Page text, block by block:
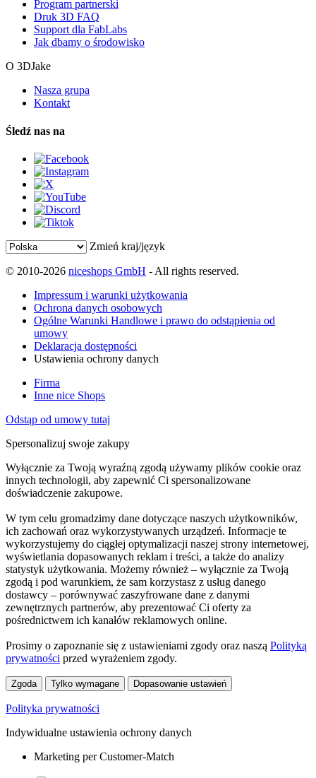
Program partnerski
Druk 3D FAQ
Support dla FabLabs
Jak dbamy o środowisko
O 3DJake
Nasza grupa
Kontakt
Śledź nas na
Zmień kraj/język
© 2010-2026 niceshops GmbH - All rights reserved.
Impressum i warunki użytkowania
Ochrona danych osobowych
Ogólne Warunki Handlowe i prawo do odstąpienia od
umowy
Deklaracja dostępności
Ustawienia ochrony danych
Firma
Inne nice Shops
Odstąp od umowy tutaj
Spersonalizuj swoje zakupy
Wyłącznie za Twoją wyraźną zgodą używamy plików cookie oraz
innych technologii, aby zapewnić Ci spersonalizowane
doświadczenie zakupowe.
W tym celu gromadzimy dane dotyczące naszych użytkowników,
ich zachowań oraz wykorzystywanych urządzeń. Informacje te
wykorzystujemy do ciągłej optymalizacji naszej strony internetowej,
wyświetlania dopasowanych reklam i treści, a także do analizy
statystyk użytkowania. Możemy również – wyłącznie za Twoją
zgodą i pod warunkiem, że sam korzystasz z usług danego
dostawcy – porównywać zaszyfrowane dane z danymi
zewnętrznych partnerów, aby prezentować Ci oferty za
pośrednictwem ich kanałów reklamowych online.
Prosimy o zapoznanie się z ustawieniami zgody oraz naszą Polityką
prywatności przed wyrażeniem zgody.
Zgoda Tylko wymagane Dopasowanie ustawień
Polityka prywatności
Indywidualne ustawienia ochrony danych
Marketing per Customer-Match